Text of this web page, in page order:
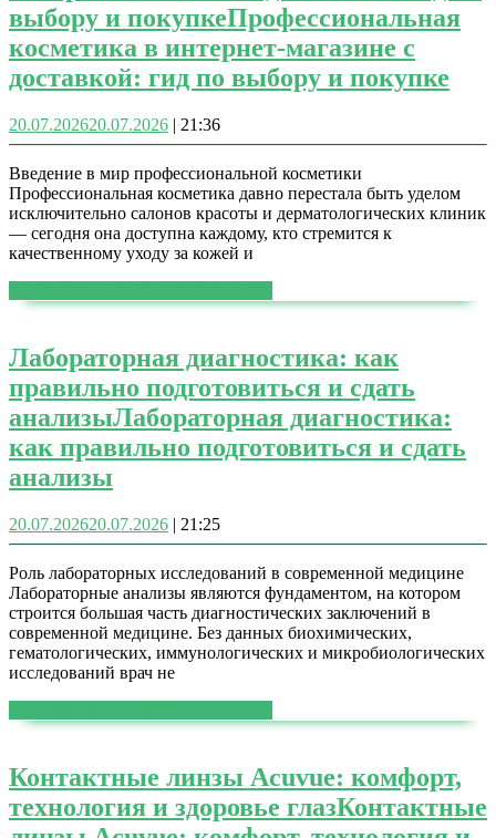
выбору и покупкеПрофессиональная
косметика в интернет-магазине с
доставкой: гид по выбору и покупке
20.07.202620.07.2026 | 21:36
Введение в мир профессиональной косметики
Профессиональная косметика давно перестала быть уделом
исключительно салонов красоты и дерматологических клиник
— сегодня она доступна каждому, кто стремится к
качественному уходу за кожей и
Лабораторная диагностика: как
правильно подготовиться и сдать
анализыЛабораторная диагностика:
как правильно подготовиться и сдать
анализы
20.07.202620.07.2026 | 21:25
Роль лабораторных исследований в современной медицине
Лабораторные анализы являются фундаментом, на котором
строится большая часть диагностических заключений в
современной медицине. Без данных биохимических,
гематологических, иммунологических и микробиологических
исследований врач не
Контактные линзы Acuvue: комфорт,
технология и здоровье глазКонтактные